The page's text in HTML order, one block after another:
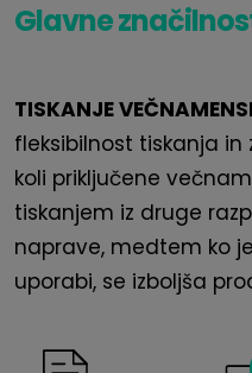
Glavne
TISKANJE
fleksibilnost tiskanja in
koli priključene
tiskanjem iz druge
naprave, medtem ko
uporabi, se izboljša